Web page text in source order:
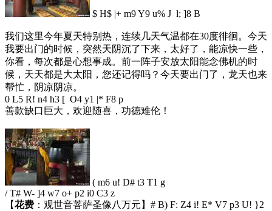
$ H$ |+ m9 Y9 u% J l; ]8 B
我们这里今年夏天特别热，连续几天气温都在30度徘徊。今天
我要出门的时候，突然天阴沉了下来，太好了，能凉快一些，
你看，每次都是心想事成。前一阵子安放太阳能念佛机的时
候，天天都是大太阳，您还记得吗？今天要出门了，龙天也来
帮忙，阴凉阴凉。
0 L5 R! n4 h3 [ O4 y1 |* F8 p
善款缺口巨大，欢迎随喜，功德难伦！
( m6 u! D# t3 T1 g
/ T# W- ]4 w7 o+ p2 i0 C3 z
【花费 ：观世音菩萨圣像八万元】 # B) F: Z4 i! E* V7 p3 U! }2